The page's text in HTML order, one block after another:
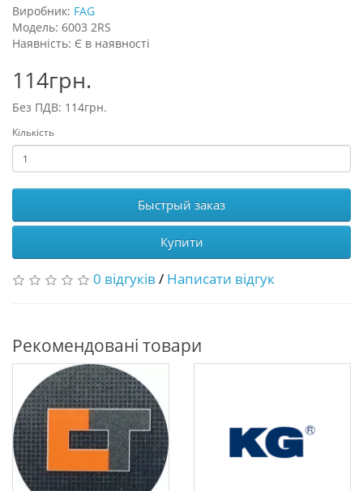
Виробник: FAG
Модель: 6003 2RS
Наявність: Є в наявності
114грн.
Без ПДВ: 114грн.
Кількість
Быстрый заказ
Купити
0 відгуків / Написати відгук
Рекомендовані товари